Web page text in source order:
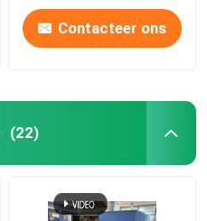
Contacteer ons
(22)